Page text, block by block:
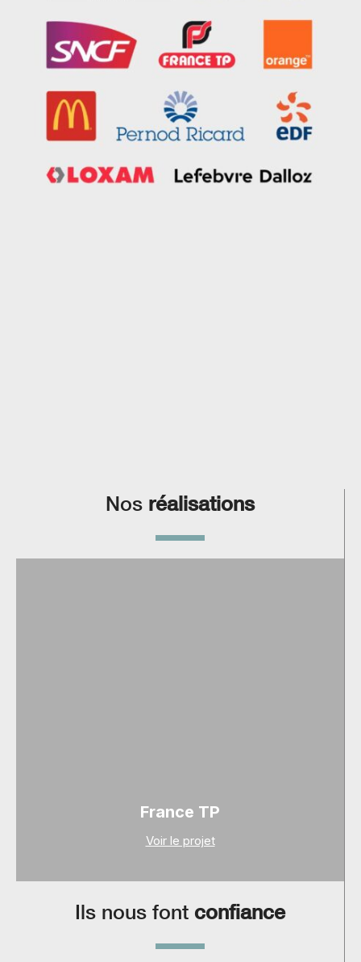
Nos réalisations
France TP
Voir le projet
Ils nous font confiance